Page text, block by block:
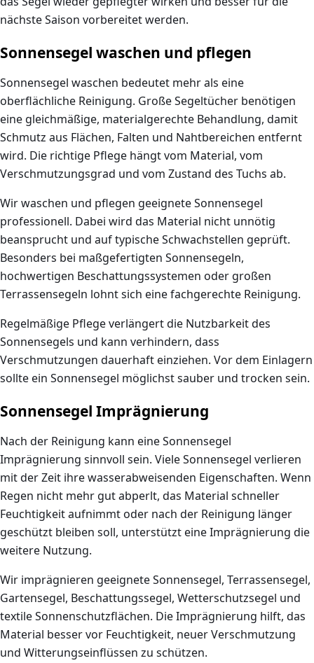
nächste Saison vorbereitet werden.
Sonnensegel waschen und pflegen
Sonnensegel waschen bedeutet mehr als eine
oberflächliche Reinigung. Große Segeltücher benötigen
eine gleichmäßige, materialgerechte Behandlung, damit
Schmutz aus Flächen, Falten und Nahtbereichen entfernt
wird. Die richtige Pflege hängt vom Material, vom
Verschmutzungsgrad und vom Zustand des Tuchs ab.
Wir waschen und pflegen geeignete Sonnensegel
professionell. Dabei wird das Material nicht unnötig
beansprucht und auf typische Schwachstellen geprüft.
Besonders bei maßgefertigten Sonnensegeln,
hochwertigen Beschattungssystemen oder großen
Terrassensegeln lohnt sich eine fachgerechte Reinigung.
Regelmäßige Pflege verlängert die Nutzbarkeit des
Sonnensegels und kann verhindern, dass
Verschmutzungen dauerhaft einziehen. Vor dem Einlagern
sollte ein Sonnensegel möglichst sauber und trocken sein.
Sonnensegel Imprägnierung
Nach der Reinigung kann eineSonnensegel
Imprägnierung sinnvoll sein. Viele Sonnensegel verlieren
mit der Zeit ihre wasserabweisenden Eigenschaften. Wenn
Regen nicht mehr gut abperlt, das Material schneller
Feuchtigkeit aufnimmt oder nach der Reinigung länger
geschützt bleiben soll, unterstützt eine Imprägnierung die
weitere Nutzung.
Wir imprägnieren geeignete Sonnensegel, Terrassensegel,
Gartensegel, Beschattungssegel, Wetterschutzsegel und
textile Sonnenschutzflächen. Die Imprägnierung hilft, das
Material besser vor Feuchtigkeit, neuer Verschmutzung
und Witterungseinflüssen zu schützen.